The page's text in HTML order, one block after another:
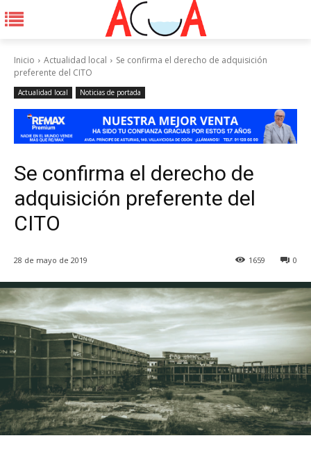
Inicio Actualidad local
Se confirma el derecho de adquisición
preferente del CITO
Actualidad local Noticias de portada
Se confirma el derecho de
adquisición preferente del
CITO
28 de mayo de 2019 0
1659